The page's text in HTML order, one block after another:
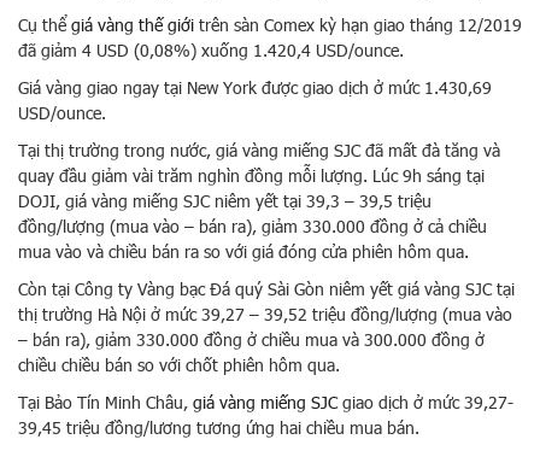
Cụ thểgiá vàng thế giới trên sàn Comex kỳ hạn giao tháng 12/2019
đã giảm 4 USD (0,08%) xuống 1.420,4 USD/ounce.
Giá vàng giao ngay tại New York được giao dịch ở mức 1.430,69
USD/ounce.
Tại thị trường trong nước, giá vàng miếng SJC đã mất đà tăng và
quay đầu giảm vài trăm nghìn đồng mỗi lượng. Lúc 9h sáng tại
DOJI, giá vàng miếng SJC niêm yết tại 39,3 – 39,5 triệu
đồng/lượng (mua vào – bán ra), giảm 330.000 đồng ở cả chiều
mua vào và chiều bán ra so với giá đóng cửa phiên hôm qua.
Còn tại Công ty Vàng bạc Đá quý Sài Gòn niêm yết giá vàng SJC tại
thị trường Hà Nội ở mức 39,27 – 39,52 triệu đồng/lượng (mua vào
– bán ra), giảm 330.000 đồng ở chiều mua và 300.000 đồng ở
chiều chiều bán so với chốt phiên hôm qua.
Tại Bảo Tín Minh Châu, giá vàng miếng SJCgiao dịch ở mức 39,27-
39,45 triệu đồng/lương tương ứng hai chiều mua bán.